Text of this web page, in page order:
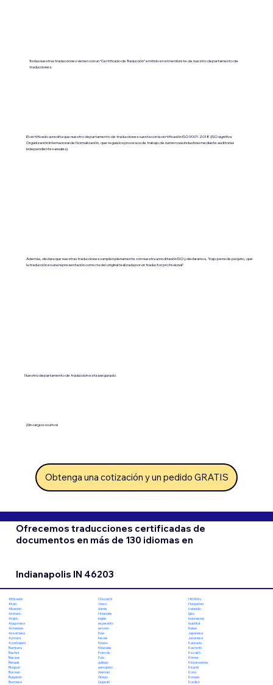
Todas nuestras traducciones vienen con un “Certificado de Traducción” emitido en el membrete de nuestro departamento de
traducciones.
El certificado acredita que nuestro departamento de traducciones cuenta con la certificación ISO 9001:2018 (ISO significa
Organización Internacional de Normalización, que regula los procesos de trabajo de numerosas industrias mediante auditorías
independientes anuales).
Además, declara que nuestras traducciones cumplen plenamente con nuestra acreditación ISO y declaramos, "bajo pena de perjurio, que
la traducción es una representación correcta del original realizada por un traductor profesional".
Nuestro departamento de traducción está asegurado.
¡Sin cargos ocultos!
Obtenga una cotización y un pedido GRATIS
Ofrecemos traducciones certificadas de
documentos en más de 130 idiomas en
Indianapolis IN 46203
Afrikaans
Akan
Albanian
Amharic
Arabic
Aragonese
Armenian
Assamese
Aymara
Azerbaijani
Bambara
Bashkir
Basque
Bengali
Bhojpuri
Bosnian
Bulgarian
Burmese
Chuvashi
checo
danés
Holandés
Inglés
esperanto
estonio
Ewe
feroés
fiyiano
finlandés
Francés
Fula
gallego
georgiano
Alemán
Griego
Gujarati
Hiri Motu
Hungarian
Icelandic
Igbo
Indonesian
Inuktitut
Italian
Japanese
Javanese
Kannada
Kashmiri
Kazakh
Khmer
Kinyarwanda
Kirundi
Komi
Korean
Kurdish